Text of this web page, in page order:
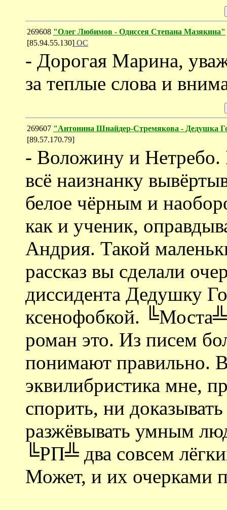
269608 "Олег Любимов - Одиссея Степана Мазякина"
[85.94.55.130] ОС
- Дорогая Марина,
за теплые слова и
269607 "Антонина Шнайдер-Стремякова - Дедушка
[89.57.170.79]
- Воложину и Нетребо.
всё наизнанку
белое чёрным и
как и ученик,
Андрия. Такой
рассказ вы сделали
диссидента Дедушку
ксенофобкой.
роман это. Из писем
понимают правильно.
эквилибристика мне,
спорить, ни
разжёвывать умным
╚РП╩ два совсем
Может, и их очерками